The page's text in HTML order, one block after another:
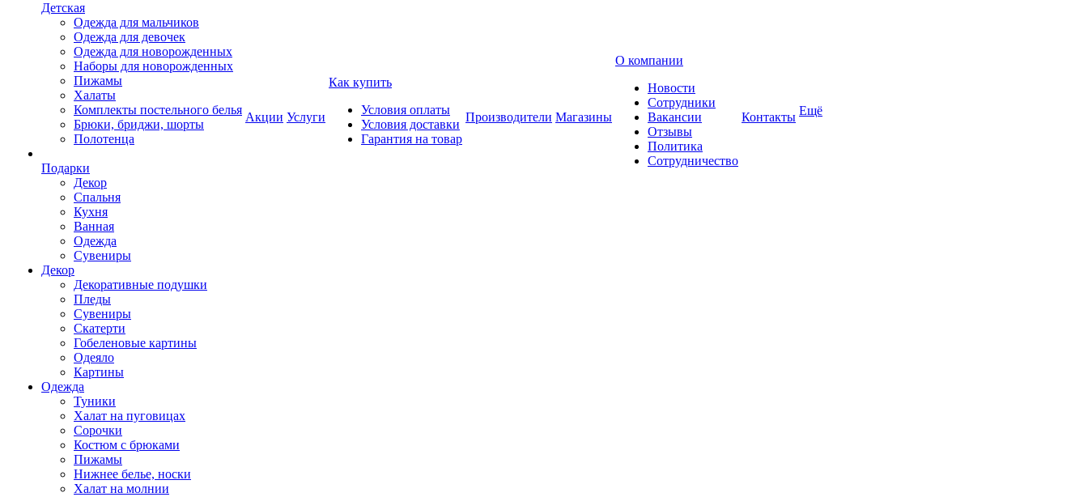
Детская
Одежда для мальчиков
Одежда для девочек
Одежда для новорожденных
Наборы для новорожденных
Пижамы
Халаты
Комплекты постельного белья
Брюки, бриджи, шорты
Полотенца
Подарки
Декор
Спальня
Кухня
Ванная
Одежда
Сувениры
Декор
Декоративные подушки
Пледы
Сувениры
Скатерти
Гобеленовые картины
Одеяло
Картины
Одежда
Туники
Халат на пуговицах
Сорочки
Костюм с брюками
Пижамы
Нижнее белье, носки
Халат на молнии
Акции Услуги
Как купить
Условия оплаты
Условия доставки
Гарантия на товар
Производители Магазины
О компании
Новости
Сотрудники
Вакансии
Отзывы
Политика
Сотрудничество
Контакты Ещё